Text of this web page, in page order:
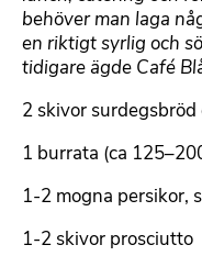
behöver man laga
en riktigt syrlig och
tidigare ägde Café
2 skivor surdegsbröd
1 burrata (ca
1-2 mogna persikor,
1-2 skivor prosciutto